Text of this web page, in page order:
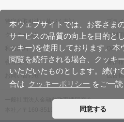
本ウェブサイトでは、お客さま
サービスの品質の向上を目的と
ッキー)を使用しております。本
閲覧を続行される場合、クッキ
いただいたものとします。続け
合は クッキーポリシー をご一読
同意する
特定商取引法に基づく表記
プラ
クッキーポリシー
ご利用
利用規約
Q&A
会社案内
著作
お問い合わせ
広告
一般社団法人金融財政事情研究会
本社／〒160-8519 東京都新宿区南元町19